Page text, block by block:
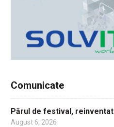
Comunicate
Părul de festival, reinventat
August 6, 2026